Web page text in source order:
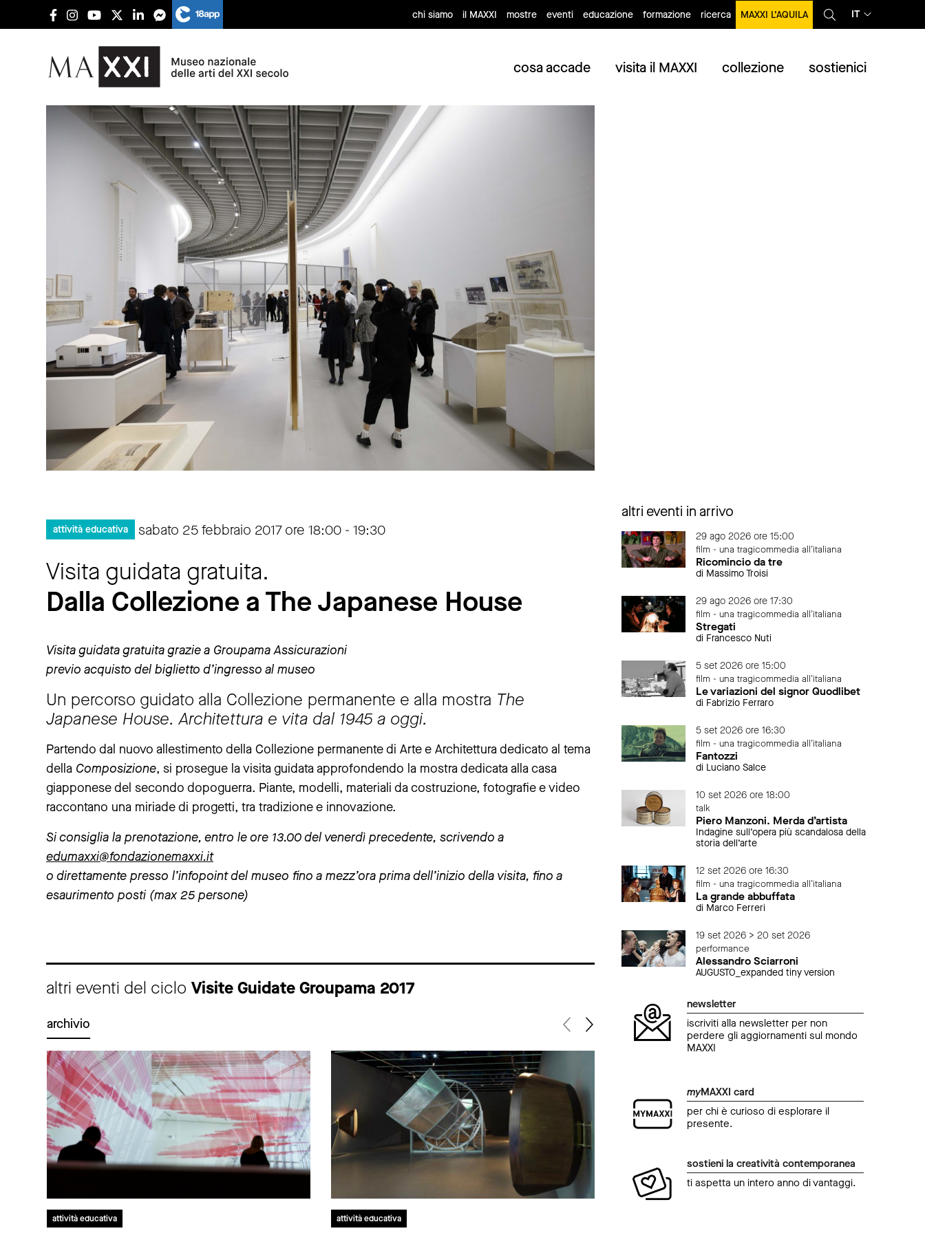
chi siamo il MAXXI mostre eventi educazione formazione ricerca MAXXI L’AQUILA IT
cosa accade visita il MAXXI collezione sostienici
attività educativa sabato 25 febbraio 2017 ore 18:00 - 19:30
Visita guidata gratuita.
Dalla Collezione a The Japanese House
Visita guidata gratuita grazie a Groupama Assicurazioni
previo acquisto del biglietto d’ingresso al museo
Un percorso guidato alla Collezione permanente e alla mostra The
Japanese House. Architettura e vita dal 1945 a oggi.
Partendo dal nuovo allestimento della Collezione permanente di Arte e Architettura dedicato al tema
della Composizione, si prosegue la visita guidata approfondendo la mostra dedicata alla casa
giapponese del secondo dopoguerra. Piante, modelli, materiali da costruzione, fotografie e video
raccontano una miriade di progetti, tra tradizione e innovazione.
Si consiglia la prenotazione, entro le ore 13.00 del venerdì precedente, scrivendo a
edumaxxi@fondazionemaxxi.it
o direttamente presso l’infopoint del museo fino a mezz’ora prima dell’inizio della visita, fino a
esaurimento posti (max 25 persone)
altri eventi del ciclo Visite Guidate Groupama 2017
archivio
attività educativa attività educativa
altri eventi in arrivo
29 ago 2026 ore 15:00
film - una tragicommedia all'italiana
Ricomincio da tre
di Massimo Troisi
29 ago 2026 ore 17:30
film - una tragicommedia all'italiana
Stregati
di Francesco Nuti
5 set 2026 ore 15:00
film - una tragicommedia all'italiana
Le variazioni del signor Quodlibet
di Fabrizio Ferraro
5 set 2026 ore 16:30
film - una tragicommedia all'italiana
Fantozzi
di Luciano Salce
10 set 2026 ore 18:00
talk
Piero Manzoni. Merda d’artista
Indagine sull’opera più scandalosa della
storia dell’arte
12 set 2026 ore 16:30
film - una tragicommedia all'italiana
La grande abbuffata
di Marco Ferreri
19 set 2026 > 20 set 2026
performance
Alessandro Sciarroni
AUGUSTO_expanded tiny version
newsletter
iscriviti alla newsletter per non
perdere gli aggiornamenti sul mondo
MAXXI
myMAXXI card
per chi è curioso di esplorare il
presente.
sostieni la creatività contemporanea
ti aspetta un intero anno di vantaggi.